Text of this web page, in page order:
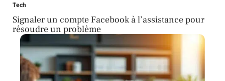
Tech
Signaler un compte Facebook à l’assistance pour
résoudre un problème